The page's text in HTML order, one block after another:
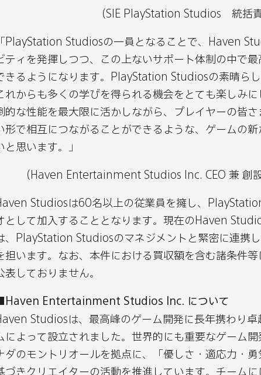
Studios
社
を
買
収
へ
を
Bluesky
シ
ェ
ア
す
る
Haven
Studios
社
を
買
収
へ
LinkedIn
シ
ェ
ア
す
る
Haven
Studios
社
を
買
収
へ
X
シ
ェ
ア
す
Haven
Studios
社
を
買
収
へ
Reddit
シ
ェ
ア
す
Haven
Studios
社
を
買
収
へ
メ
ル
で
シ
ェ
る
Haven
Studios
社
を
買
収
へ
URL
コ
ピ
ー
（SIE PlayStation Studios 統括
「PlayStation Studiosの一員となることで、Haven
ティを発揮しつつ、この上ないサポート体制の中で
きるようになります。PlayStation Studiosの素晴らし
れからも多くの学びを得られる機会をとても楽しみ
的な性能を最大限に活かしながら、プレイヤーの皆
形で相互につながることができるような、ゲームの
と思います。」
（Haven Entertainment Studios Inc. CEO 兼 創
Studiosは60名以上の従業員を擁し、
として加入することとなります。現在のHaven
、PlayStation Studiosのマネジメントと緊密に連携
担います。なお、本件における買収額を含む諸条件
表しておりません。
Entertainment Studios Inc. について
Studiosは、最高峰のゲーム開発に長年携わり卓
によって設立されました。世界的にも重要なゲーム
ダのモントリオールを拠点に、「優しさ・適応力・
づきクリエイターの活動を推進しています。チーム